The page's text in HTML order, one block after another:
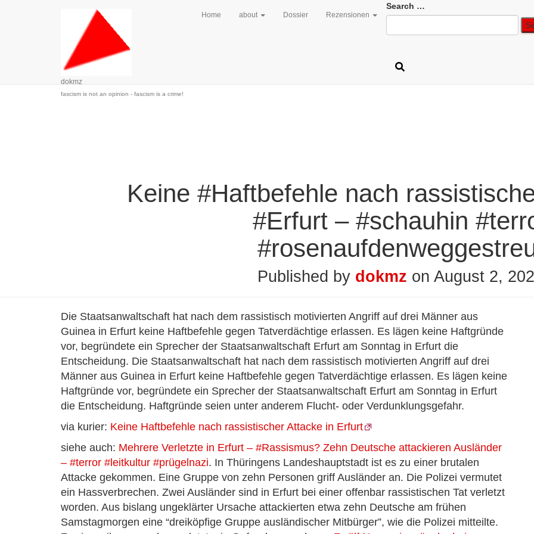
dokmz
fascism is not an opinion - fascism is a crime!
Home about Dossier Rezensionen
Search
for:
Search …
Keine #Haftbefehle nach
#Erfurt – #schauhin
Published by dokmz on August 2,
Die Staatsanwaltschaft hat nach dem rassistisch motivierten Angriff auf drei Männer aus
Guinea in Erfurt keine Haftbefehle gegen Tatverdächtige erlassen. Es lägen keine Haftgründe
vor, begründete ein Sprecher der Staatsanwaltschaft Erfurt am Sonntag in Erfurt die
Entscheidung. Die Staatsanwaltschaft hat nach dem rassistisch motivierten Angriff auf drei
Männer aus Guinea in Erfurt keine Haftbefehle gegen Tatverdächtige erlassen. Es lägen keine
Haftgründe vor, begründete ein Sprecher der Staatsanwaltschaft Erfurt am Sonntag in Erfurt
die Entscheidung. Haftgründe seien unter anderem Flucht- oder Verdunklungsgefahr.
via kurier: Keine Haftbefehle nach rassistischer Attacke in Erfurt
siehe auch: Mehrere Verletzte in Erfurt – #Rassismus? Zehn Deutsche attackieren Ausländer
– #terror #leitkultur #prügelnazi. In Thüringens Landeshauptstadt ist es zu einer brutalen
Attacke gekommen. Eine Gruppe von zehn Personen griff Ausländer an. Die Polizei vermutet
ein Hassverbrechen. Zwei Ausländer sind in Erfurt bei einer offenbar rassistischen Tat verletzt
worden. Aus bislang ungeklärter Ursache attackierten etwa zehn Deutsche am frühen
Samstagmorgen eine “dreiköpfige Gruppe ausländischer Mitbürger”, wie die Polizei mitteilte.